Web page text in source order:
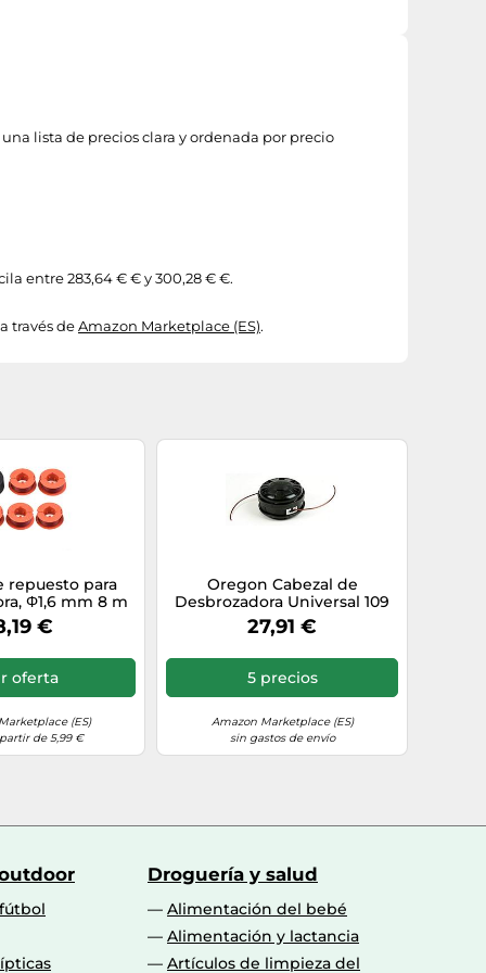
lista de precios clara y ordenada por precio
entre 283,64 € € y 300,28 € €.
través deAmazon Marketplace (ES).
repuesto para
Φ1,6 mm 8 m
Art 23 26 30
para
Bobina Line
(5 piscinas + 1
€
oferta
(ES)
de 5,99 €
Oregon Cabezal de
Desbrozadora Universal 109
mm Tap & Go Lightning Load
Pro, Para Hierba, Maleza y
Vegetación Densa,
Compatible con Stihl, Bosch,
Ryobi, Worx y Más Modelos
27,91 €
5 precios
Amazon Marketplace (ES)
sin gastos de envío
Droguería y salud
Alimentación del bebé
Alimentación y lactancia
Artículos de limpieza del